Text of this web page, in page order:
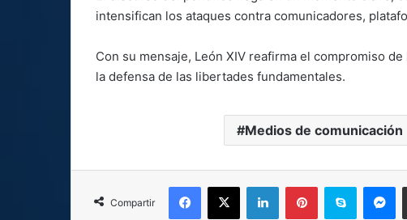
intensifican los ataques contra comunicadores,
Con su mensaje, León XIV reafirma el compromiso
la defensa de las libertades fundamentales.
Medios de comunicación
Compartir
Facebook
X LinkedInPinterestSkype